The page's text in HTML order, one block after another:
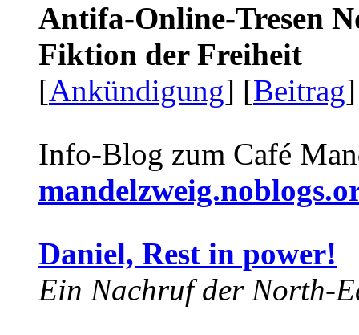
Antifa-Online-Tresen
Fiktion der Freiheit
[Ankündigung] [Beitrag
Info-Blog zum Café
Daniel, Rest in power!
Ein Nachruf der North-